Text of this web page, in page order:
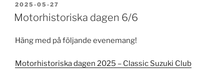
PUBLICERAT
2025-05-27
Motorhistoriska dagen 6/6
Häng med på följande evenemang!
Motorhistoriska dagen 2025 – Classic Suzuki Club